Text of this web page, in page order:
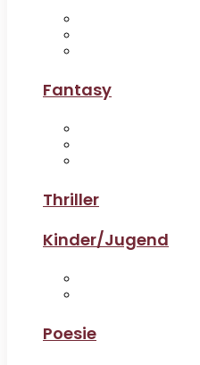
Fantasy
Thriller
Kinder/Jugend
Poesie